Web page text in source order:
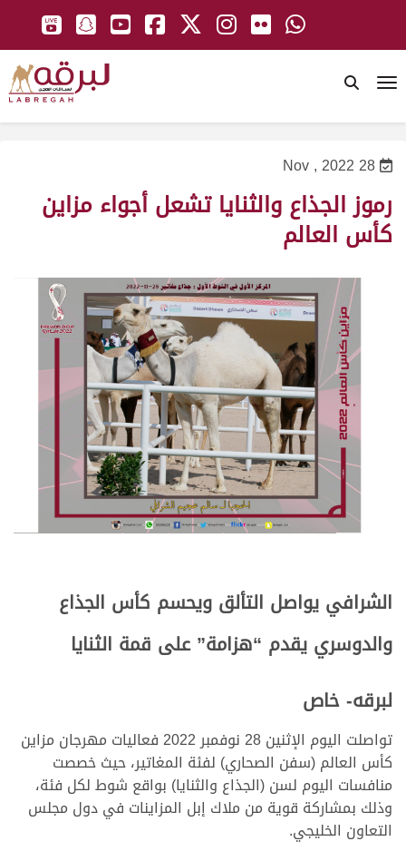
28 Nov , 2022
رموز الجذاع والثنايا تشعل أجواء مزاين
كأس العالم
الشرافي يواصل التألق ويحسم كأس الجذاع
والدوسري يقدم “هزامة” على قمة الثنايا
لبرقه- خاص
تواصلت اليوم الإثنين 28 نوفمبر 2022 فعاليات مهرجان مزاين
كأس العالم (سفن الصحاري) لفئة المغاتير، حيث خصصت
منافسات اليوم لسن (الجذاع والثنايا) بواقع شوط لكل فئة،
وذلك بمشاركة قوية من ملاك إبل المزاينات في دول مجلس
التعاون الخليجي.